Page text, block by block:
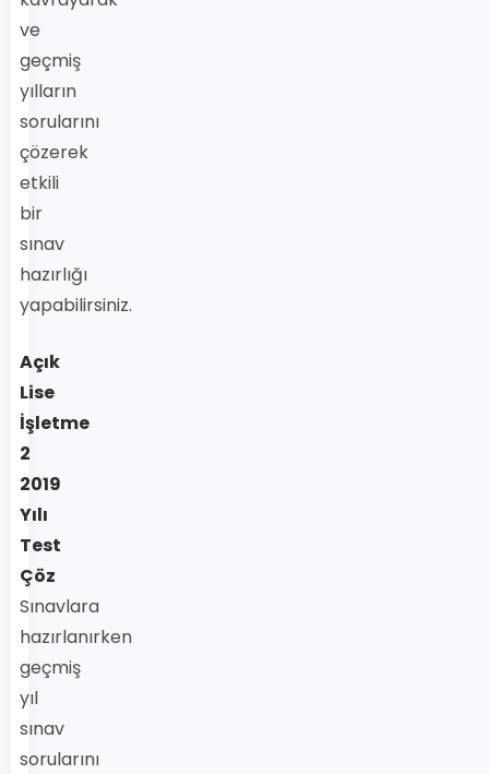
ve
geçmiş
yılların
sorularını
çözerek
etkili
bir
sınav
hazırlığı
yapabilirsiniz.
Açık
Lise
İşletme
2
2019
Yılı
Test
Çöz
Sınavlara
hazırlanırken
geçmiş
yıl
sınav
sorularını